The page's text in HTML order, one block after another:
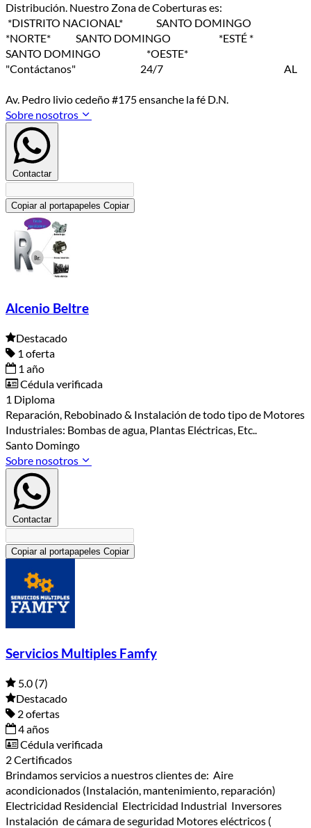
Distribución. Nuestro Zona de Coberturas es:
*DISTRITO NACIONAL* SANTO DOMINGO
*NORTE* SANTO DOMINGO *ESTÉ *
SANTO DOMINGO *OESTE*
"Contáctanos" 24/7 AL
Av. Pedro livio cedeño #175 ensanche la fé D.N.
Sobre nosotros
Contactar
Copiar al portapapeles Copiar
Alcenio Beltre
Destacado
1 oferta
1 año
Cédula verificada
1 Diploma
Reparación, Rebobinado & Instalación de todo tipo de Motores
Industriales: Bombas de agua, Plantas Eléctricas, Etc..
Santo Domingo
Sobre nosotros
Contactar
Copiar al portapapeles Copiar
Servicios Multiples Famfy
5.0 (7)
Destacado
2 ofertas
4 años
Cédula verificada
2 Certificados
Brindamos servicios a nuestros clientes de: Aire
acondicionados (Instalación, mantenimiento, reparación)
Electricidad Residencial Electricidad Industrial Inversores
Instalación de cámara de seguridad Motores eléctricos (